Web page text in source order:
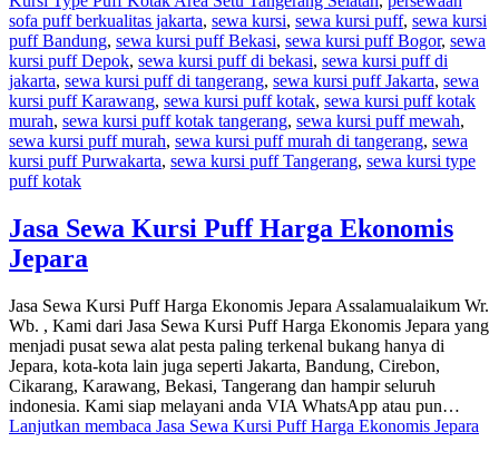
sofa puff berkualitas jakarta, sewa kursi, sewa kursi puff, sewa kursi
puff Bandung, sewa kursi puff Bekasi, sewa kursi puff Bogor, sewa
kursi puff Depok, sewa kursi puff di bekasi, sewa kursi puff di
jakarta, sewa kursi puff di tangerang, sewa kursi puff Jakarta, sewa
kursi puff Karawang, sewa kursi puff kotak, sewa kursi puff kotak
murah, sewa kursi puff kotak tangerang, sewa kursi puff mewah,
sewa kursi puff murah, sewa kursi puff murah di tangerang, sewa
kursi puff Purwakarta, sewa kursi puff Tangerang, sewa kursi type
puff kotak
Jasa Sewa Kursi Puff Harga Ekonomis
Jepara
Jasa Sewa Kursi Puff Harga Ekonomis Jepara Assalamualaikum Wr.
Wb. , Kami dari Jasa Sewa Kursi Puff Harga Ekonomis Jepara yang
menjadi pusat sewa alat pesta paling terkenal bukang hanya di
Jepara, kota-kota lain juga seperti Jakarta, Bandung, Cirebon,
Cikarang, Karawang, Bekasi, Tangerang dan hampir seluruh
indonesia. Kami siap melayani anda VIA WhatsApp atau pun…
Lanjutkan membaca Jasa Sewa Kursi Puff Harga Ekonomis Jepara